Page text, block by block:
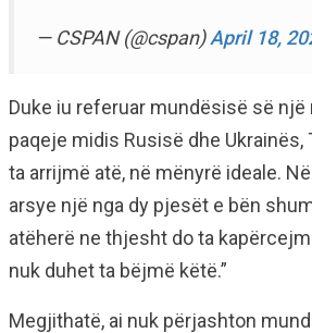
— CSPAN (@cspan)April 18,
Duke iu referuar mundësisë së
paqeje midis Rusisë dhe Ukrainës,
ta arrijmë atë, në mënyrë ideale.
arsye një nga dy pjesët e bën
atëherë ne thjesht do ta
nuk duhet ta bëjmë këtë.”
Megjithatë, ai nuk përjashton